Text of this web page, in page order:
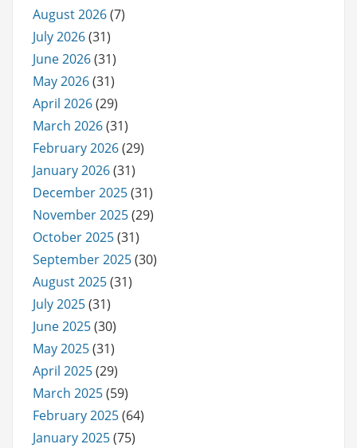
August 2026(7)
July 2026(31)
June 2026(31)
May 2026(31)
April 2026(29)
March 2026(31)
February 2026(29)
January 2026(31)
December 2025(31)
November 2025(29)
October 2025(31)
September 2025(30)
August 2025(31)
July 2025(31)
June 2025(30)
May 2025(31)
April 2025(29)
March 2025(59)
February 2025(64)
January 2025(75)